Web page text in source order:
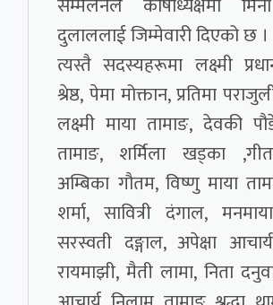
दुलाललाई जिम्मेवारी दिएको छ ।
त्यस्तै सदस्यहरूमा लक्ष्मी
श्रेष्ठ, पेमा मोक्तान, प्रतिमा
लक्ष्मी माया तामाङ, देवकी
तामाङ, शर्मिला खड्का
अम्बिका गौतम, विष्णु माया
शर्मा, सावित्री दंगाल,
सरस्वती दङ्गाल, अपेक्षा
रायमाझी, मैती लामा, निता